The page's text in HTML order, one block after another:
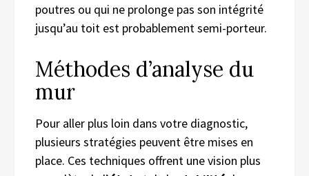
poutres ou qui ne prolonge pas son intégrité
jusqu’au toit est probablement semi-porteur.
Méthodes d’analyse du
mur
Pour aller plus loin dans votre diagnostic,
plusieurs stratégies peuvent être mises en
place. Ces techniques offrent une vision plus